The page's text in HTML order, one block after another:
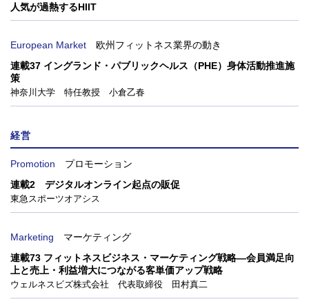
人気が過熱するHIIT
European Market
欧州フィットネス業界の動き
連載37 イングランド・パブリックヘルス（PHE）身体活動推進施
策
神奈川大学 特任教授 小倉乙春
経営
Promotion
プロモーション
連載2 デジタルオンライン起点の販促
東急スポーツオアシス
Marketing
マーケティング
連載73 フィットネスビジネス・マーケティング戦略―会員満足向
上と売上・利益増大につながる客単価アップ戦略
ウェルネスビズ株式会社 代表取締役 田村真二